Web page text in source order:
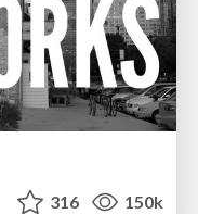
316 150k